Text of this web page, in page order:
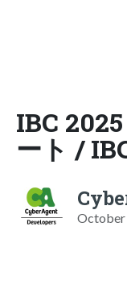
IBC
ート /
October